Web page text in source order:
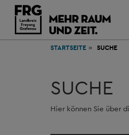
STARTSEITE SUCHE
SUCHE
Hier können Sie über